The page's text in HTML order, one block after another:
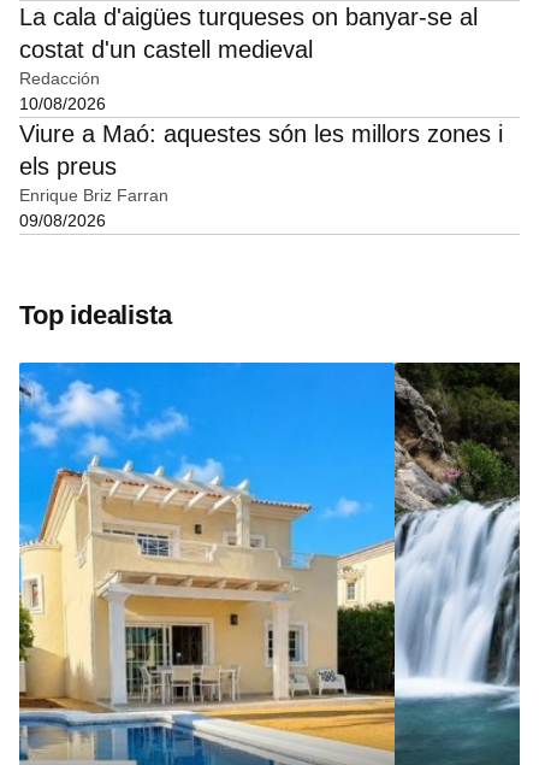
La cala d'aigües turqueses on banyar-se al
costat d'un castell medieval
Redacción
10/08/2026
Viure a Maó: aquestes són les millors zones i
els preus
Enrique Briz Farran
09/08/2026
Top idealista